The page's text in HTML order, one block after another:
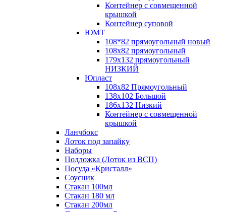
Контейнер с совмещенной
крышкой
Контейнер суповой
ЮМТ
108*82 прямоугольный новый
108х82 прямоугольный
179х132 прямоугольный
НИЗКИЙ
Юпласт
108х82 Прямоугольный
138х102 Большой
186х132 Низкий
Контейнер с совмещенной
крышкой
Ланчбокс
Лоток под запайку
Наборы
Подложка (Лоток из ВСП)
Посуда «Кристалл»
Соусник
Стакан 100мл
Стакан 180 мл
Стакан 200мл